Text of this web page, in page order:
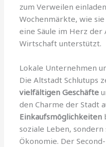
zum Verweilen
Wochenmärkte, wie sie
eine Säule im Herz
Wirtschaft unterstützt.
Lokale Unternehmen
Die Altstadt Schlutups
vielfältigen Geschäfte
den Charme der Stadt
Einkaufsmöglichkeiten
soziale Leben,
Ökonomie. Der